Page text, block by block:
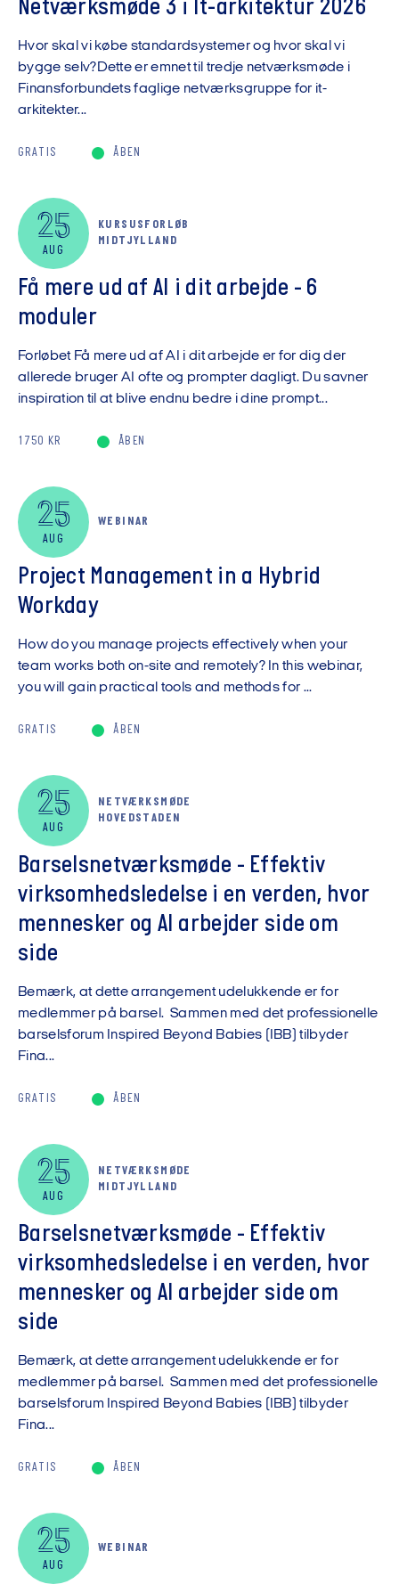
Netværksmøde 3 i It-arkitektur 2026
Hvor skal vi købe standardsystemer og hvor skal vi
bygge selv?Dette er emnet til tredje netværksmøde i
Finansforbundets faglige netværksgruppe for it-
arkitekter...
GRATIS ÅBEN
25
AUG
KURSUSFORLØB
MIDTJYLLAND
Få mere ud af AI i dit arbejde - 6
moduler
Forløbet Få mere ud af AI i dit arbejde er for dig der
allerede bruger AI ofte og prompter dagligt. Du savner
inspiration til at blive endnu bedre i dine prompt...
1750 KR ÅBEN
25
AUG
WEBINAR
Project Management in a Hybrid
Workday
How do you manage projects effectively when your
team works both on-site and remotely? In this webinar,
you will gain practical tools and methods for ...
GRATIS ÅBEN
25
AUG
NETVÆRKSMØDE
HOVEDSTADEN
Barselsnetværksmøde - Effektiv
virksomhedsledelse i en verden, hvor
mennesker og AI arbejder side om
side
Bemærk, at dette arrangement udelukkende er for
medlemmer på barsel. Sammen med det professionelle
barselsforum Inspired Beyond Babies (IBB) tilbyder
Fina...
GRATIS ÅBEN
25
AUG
NETVÆRKSMØDE
MIDTJYLLAND
Barselsnetværksmøde - Effektiv
virksomhedsledelse i en verden, hvor
mennesker og AI arbejder side om
side
Bemærk, at dette arrangement udelukkende er for
medlemmer på barsel. Sammen med det professionelle
barselsforum Inspired Beyond Babies (IBB) tilbyder
Fina...
GRATIS ÅBEN
25
AUG
WEBINAR